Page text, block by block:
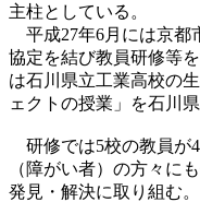
主柱としている。
平成27年6月には京都
協定を結び教員研修等
は石川県立工業高校の
ェクトの授業」を石川
研修では5校の教員が
（障がい者）の方々に
発見・解決に取り組む